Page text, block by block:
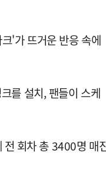
'가 뜨거운 반응 속에
를 설치, 팬들이 스케
전 회차 총 3400명 매